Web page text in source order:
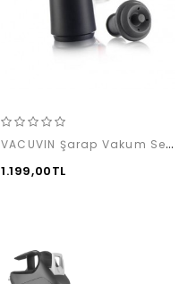
VACUVIN Şarap Vakum Seti / Siyah (1 pompa + 1 tıpa)
1.199,00TL